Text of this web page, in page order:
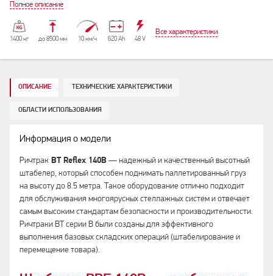
Полное описание
1400 кг до 8500 мм 10 км/ч 620 Аh 48 V
Все характеристики
ОПИСАНИЕ ТЕХНИЧЕСКИЕ ХАРАКТЕРИСТИКИ
ОБЛАСТИ ИСПОЛЬЗОВАНИЯ
Информация о модели
Ричтрак BT Reflex 140B — надежный и качественный высотный
штабелер, который способен поднимать паллетированный груз
на высоту до 8.5 метра. Такое оборудование отлично подходит
для обслуживания многоярусных стеллажных систем и отвечает
самым высоким стандартам безопасности и производительности.
Ричтраки BT серии B были созданы для эффективного
выполнения базовых складских операций (штабелирование и
перемещение товара).